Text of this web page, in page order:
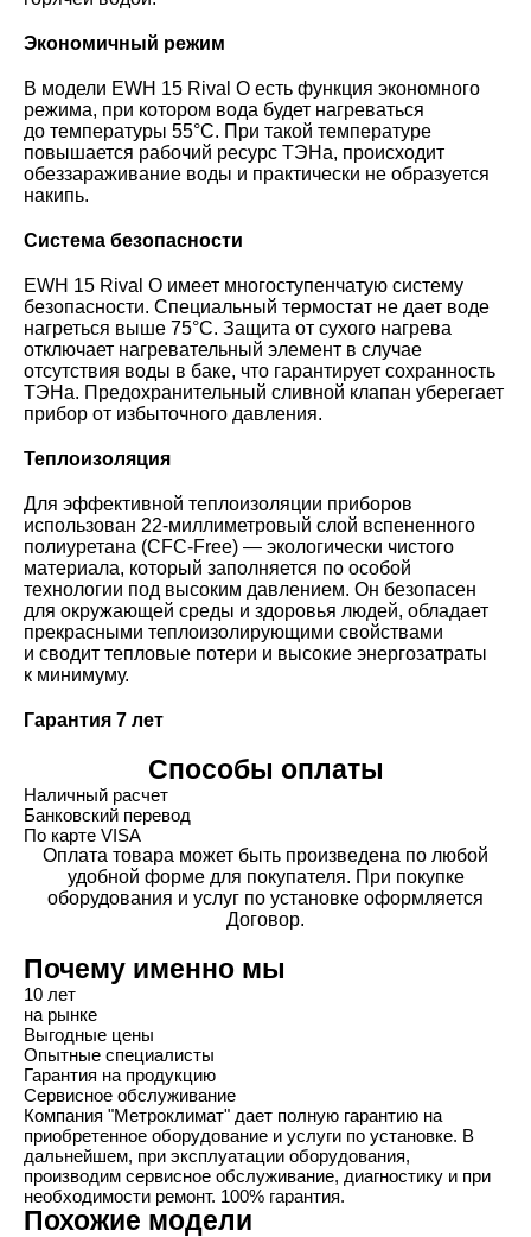
Экономичный режим
В модели EWH 15 Rival O есть функция экономного
режима, при котором вода будет нагреваться
до температуры 55°С. При такой температуре
повышается рабочий ресурс ТЭНа, происходит
обеззараживание воды и практически не образуется
накипь.
Система безопасности
EWH 15 Rival O имеет многоступенчатую систему
безопасности. Специальный термостат не дает воде
нагреться выше 75°C. Защита от сухого нагрева
отключает нагревательный элемент в случае
отсутствия воды в баке, что гарантирует сохранность
ТЭНа. Предохранительный сливной клапан уберегает
прибор от избыточного давления.
Теплоизоляция
Для эффективной теплоизоляции приборов
использован 22-миллиметровый слой вспененного
полиуретана (CFC-Free) — экологически чистого
материала, который заполняется по особой
технологии под высоким давлением. Он безопасен
для окружающей среды и здоровья людей, обладает
прекрасными теплоизолирующими свойствами
и сводит тепловые потери и высокие энергозатраты
к минимуму.
Гарантия 7 лет
Способы оплаты
Наличный расчет
Банковский перевод
По карте VISA
Оплата товара может быть произведена по любой
удобной форме для покупателя. При покупке
оборудования и услуг по установке оформляется
Договор.
Почему именно мы
10 лет
на рынке
Выгодные цены
Опытные специалисты
Гарантия на продукцию
Сервисное обслуживание
Компания "Метроклимат" дает полную гарантию на
приобретенное оборудование и услуги по установке. В
дальнейшем, при эксплуатации оборудования,
производим сервисное обслуживание, диагностику и при
необходимости ремонт. 100% гарантия.
Похожие модели